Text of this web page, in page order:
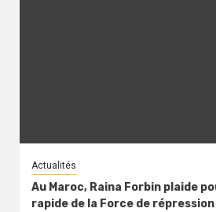
Actualités
Au Maroc, Raina Forbin plaide
rapide de la Force de